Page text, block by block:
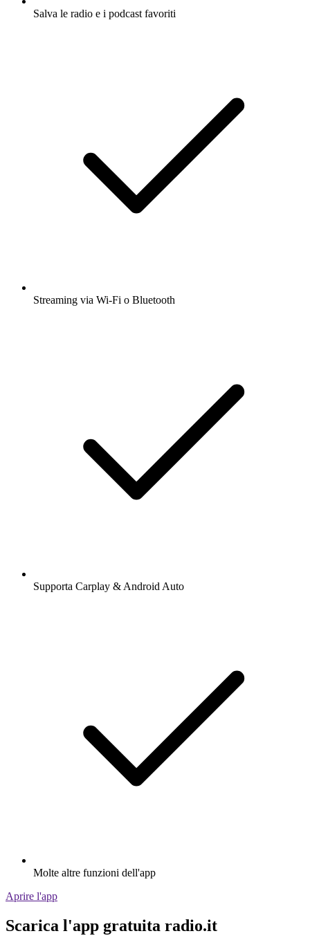
Salva le radio e i podcast favoriti
Streaming via Wi-Fi o Bluetooth
Supporta Carplay & Android Auto
Molte altre funzioni dell'app
Aprire l'app
Scarica l'app gratuita radio.it